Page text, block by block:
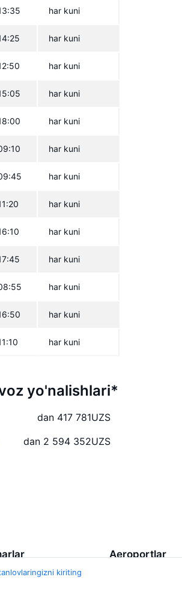
har kuni
har kuni
har kuni
har kuni
har kuni
har kuni
har kuni
har kuni
har kuni
har kuni
har kuni
har kuni
har kuni
yo'nalishlari*
dan 417 781UZS
dan 2 594 352UZS
Aeroportlar
kiriting